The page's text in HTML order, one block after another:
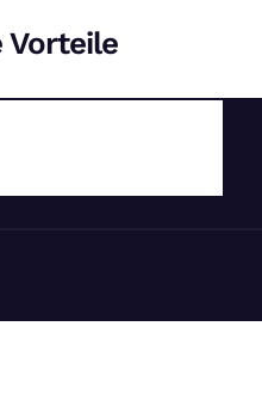
Vorteile